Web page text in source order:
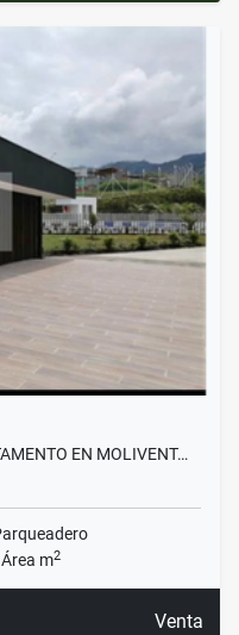
EN MOLIVENT…
Área m2
Venta